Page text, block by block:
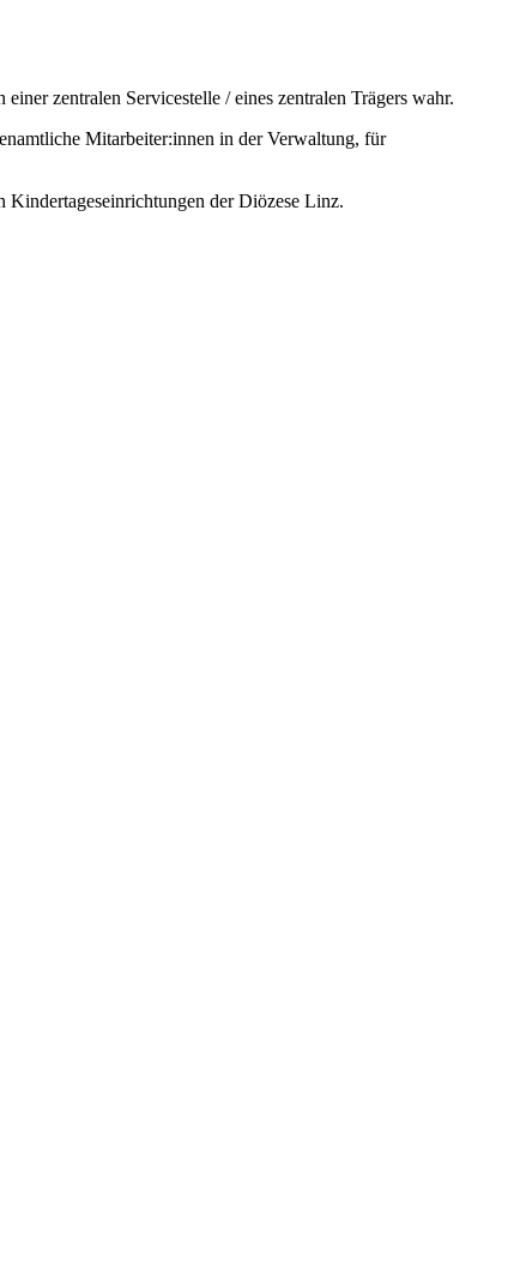
zentralen Servicestelle / eines zentralen Trägers wahr.
Mitarbeiter:innen in der Verwaltung, für
Kindertageseinrichtungen der Diözese Linz.